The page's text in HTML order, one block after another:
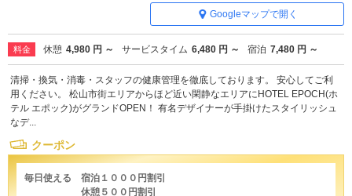
Googleマップで開く
料金 休憩 4,980 円 ～ サービスタイム 6,480 円 ～ 宿泊 7,480 円 ～
清掃・換気・消毒・スタッフの健康管理を徹底しております。 安心してご利
用ください。 松山市街エリアからほど近い閑静なエリアにHOTEL EPOCH(ホ
テル エポック)がグランドOPEN！ 有名デザイナーが手掛けたスタイリッシュ
なデ...
クーポン
毎日使える 宿泊１０００円割引
休憩５００円割引